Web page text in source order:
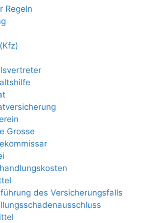
Regeln
Grosse
des Versicherungsfalls